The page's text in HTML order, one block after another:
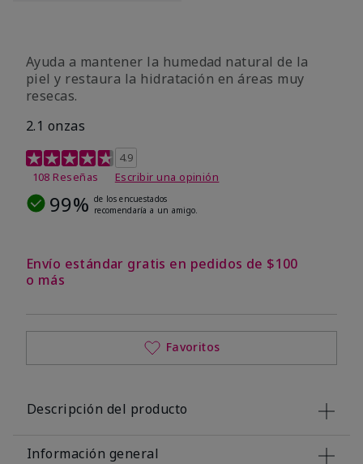
Ayuda a mantener la humedad natural de la
piel y restaura la hidratación en áreas muy
resecas.
2.1 onzas
Calificación de clientes de 5 de 5
4.9
108 Reseñas
Escribir una opinión
99% de los encuestados
recomendaría a un amigo.
Envío estándar gratis en pedidos de $100
o más
Favoritos
Descripción del producto
Información general